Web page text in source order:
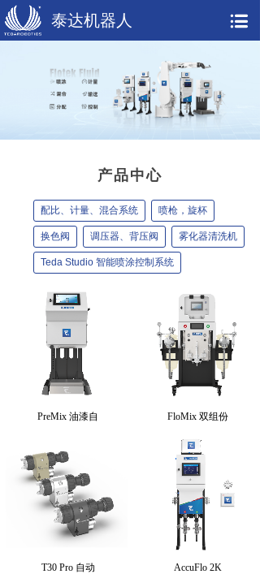
产品中心
PreMix 油漆自 FloMix 双组份
T30 Pro 自动 AccuFlo 2K
配比、计量、混合系统 喷枪，旋杯
换色阀 调压器、背压阀 雾化器清洗机
Teda Studio 智能喷涂控制系统
泰达机器人